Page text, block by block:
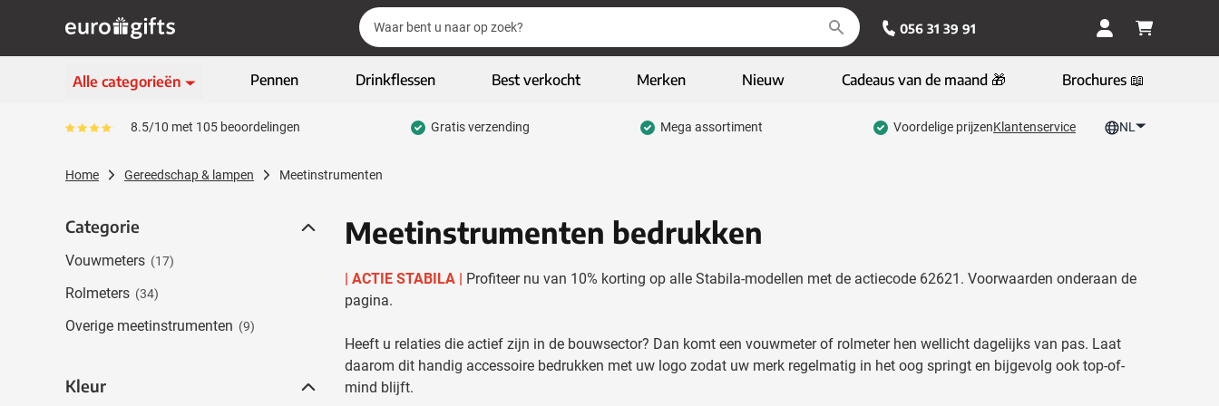
Zoek
Zoek
056 31 39 91
Alle categorieën
Schrijfwaren
Toon submenu voor Kleding & textiel categorie
ECO geschenken
Toon submenu voor ECO geschenken categorie
High-tech & multimedia
Toon submenu voor High-tech & multimedia categorie
Zakelijk & Kantoor
Outdoor & vrije tijd
Toon submenu voor Outdoor & vrije tijd categorie
Tassen & Reizen
Toon submenu voor Tassen & Reizen categorie
Pennen Drinkflessen Best verkocht Merken Nieuw Cadeaus van de maand 🎁 Brochures 📖
Gemiddeld reviewpercentage is 85
8.5/10 met 105 beoordelingen Gratis verzending Mega assortiment Voordelige prijzenKlantenservice NL
Home Gereedschap & lampen Meetinstrumenten
Categorie
Categorie
Vouwmeters (17)
Rolmeters (34)
Overige meetinstrumenten (9)
Kleur
Kleur
Meetinstrumenten bedrukken
| ACTIE STABILA | Profiteer nu van 10% korting op alle Stabila-modellen met de actiecode 62621. Voorwaarden onderaan de
pagina.
Heeft u relaties die actief zijn in de bouwsector? Dan komt een vouwmeter of rolmeter hen wellicht dagelijks van pas. Laat
daarom dit handig accessoire bedrukken met uw logo zodat uw merk regelmatig in het oog springt en bijgevolg ook top-of-
mind blijft.